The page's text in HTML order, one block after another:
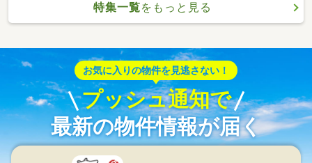
特集一覧をもっと見る
お気に入りの物件を見逃さない！
プッシュ通知で
最新の物件情報が届く